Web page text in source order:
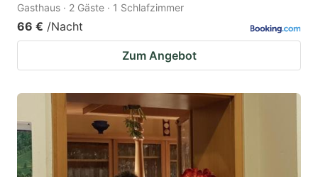
Gasthaus · 2 Gäste · 1 Schlafzimmer
66 € /Nacht
Zum Angebot